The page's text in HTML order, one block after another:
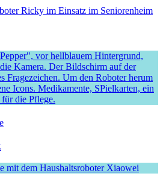
Ricky im Einsatz im Seniorenheim